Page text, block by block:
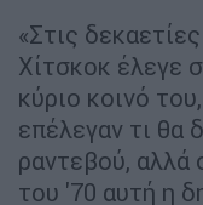
«Στις
Χίτσκοκ έλεγε
κύριο κοινό
επέλεγαν τι θα
ραντεβού, αλλά
του '70 αυτή η